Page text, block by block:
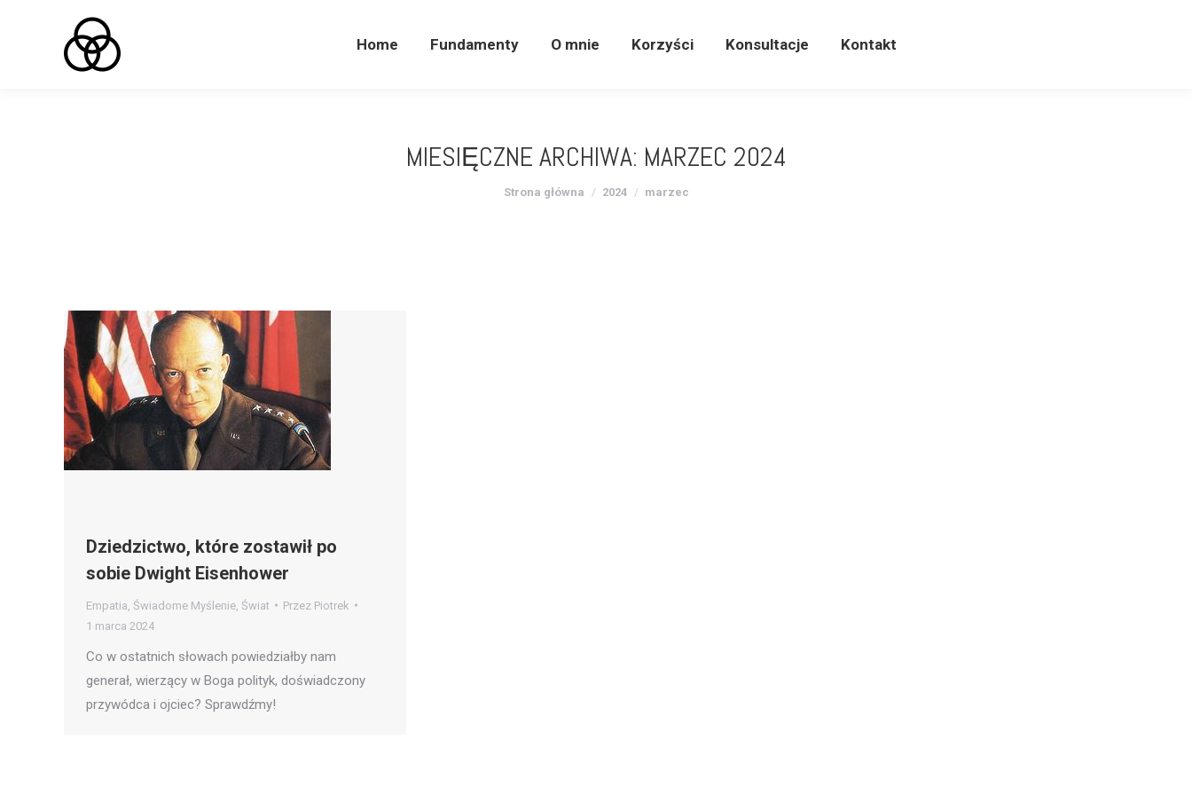
Home Fundamenty O mnie Korzyści Konsultacje Kontakt
MIESIĘCZNE ARCHIWA: MARZEC 2024
Jesteś tutaj:
Strona główna 2024 marzec
Dziedzictwo, które zostawił po
sobie Dwight Eisenhower
Empatia Świadome Myślenie Świat Przez Piotrek
1 marca 2024
Co w ostatnich słowach powiedziałby nam
generał, wierzący w Boga polityk, doświadczony
przywódca i ojciec? Sprawdźmy!